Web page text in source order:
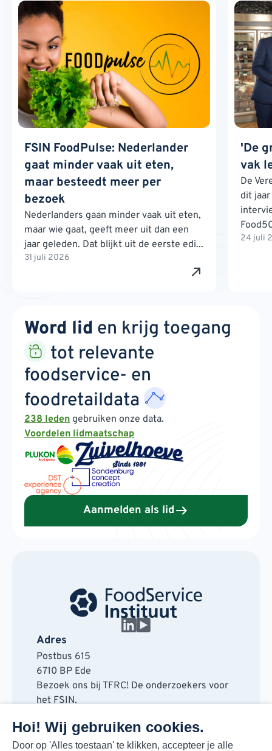
Hoi! Wij gebruiken cookies.
Door op 'Alles toestaan' te klikken, accepteer je alle
FSIN FoodPulse: Nederlander
gaat minder vaak uit eten,
maar besteedt meer per
bezoek
Nederlanders gaan minder vaak uit eten,
maar wie gaat, geeft meer uit dan een
jaar geleden. Dat blijkt uit de eerste edi...
31 juli 2026
'De
vak
De
dit
24 juli
Word lid en krijg toegang
tot relevante
foodservice- en
foodretaildata
238 leden gebruiken onze data.
Voordelen lidmaatschap
Aanmelden als lid
Adres
Postbus 615
6710 BP Ede
Bezoek ons bij TFRC! De onderzoekers voor
het FSIN.
6717 LT Ede
Contact